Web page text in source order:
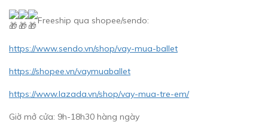
Freeship qua shopee/sendo:
https://www.sendo.vn/shop/vay-mua-ballet
https://shopee.vn/vaymuaballet
https://www.lazada.vn/shop/vay-mua-tre-em/
Giờ mở cửa: 9h-18h30 hàng ngày